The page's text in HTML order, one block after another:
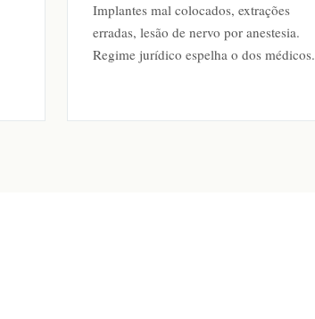
Implantes mal colocados, extrações
erradas, lesão de nervo por anestesia.
Regime jurídico espelha o dos médicos.